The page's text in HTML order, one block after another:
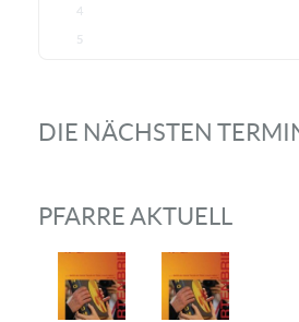
4
5
DIE NÄCHSTEN
PFARRE AKTUELL